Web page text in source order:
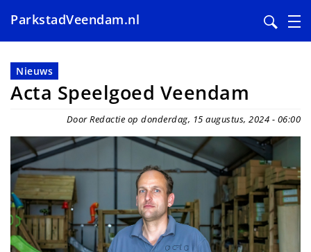
en
naar
de
ParkstadVeendam.nl
Nieuws
Acta Speelgoed Veendam
Door Redactie op donderdag, 15 augustus, 2024 - 06:00